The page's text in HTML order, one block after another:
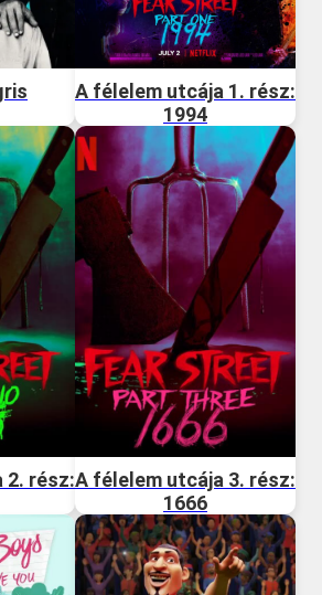
A félelem utcája 1. rész:
1994
2. rész:A félelem utcája 3. rész:
1666